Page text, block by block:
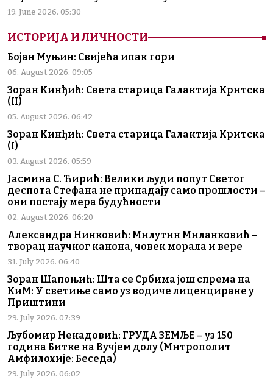
19. June 2026. 05:30
ИСТОРИЈА И ЛИЧНОСТИ
Бојан Муњин: Свијећа ипак гори
06. August 2026. 09:05
Зоран Кинђић: Света старица Галактија Критска
(II)
05. August 2026. 06:42
Зоран Кинђић: Света старица Галактија Критска
(I)
03. August 2026. 05:59
Јасмина С. Ћирић: Велики људи попут Светог
деспота Стефана не припадају само прошлости –
они постају мера будућности
02. August 2026. 06:20
Александра Нинковић: Милутин Миланковић –
творац научног канона, човек морала и вере
31. July 2026. 06:40
Зоран Шапоњић: Шта се Србима још спрема на
КиМ: У светиње само уз водиче лиценциране у
Приштини
29. July 2026. 07:39
Љубомир Ненадовић: ГРУДА ЗЕМЉЕ – уз 150
година Битке на Вучјем долу (Митрополит
Амфилохије: Беседа)
29. July 2026. 06:02